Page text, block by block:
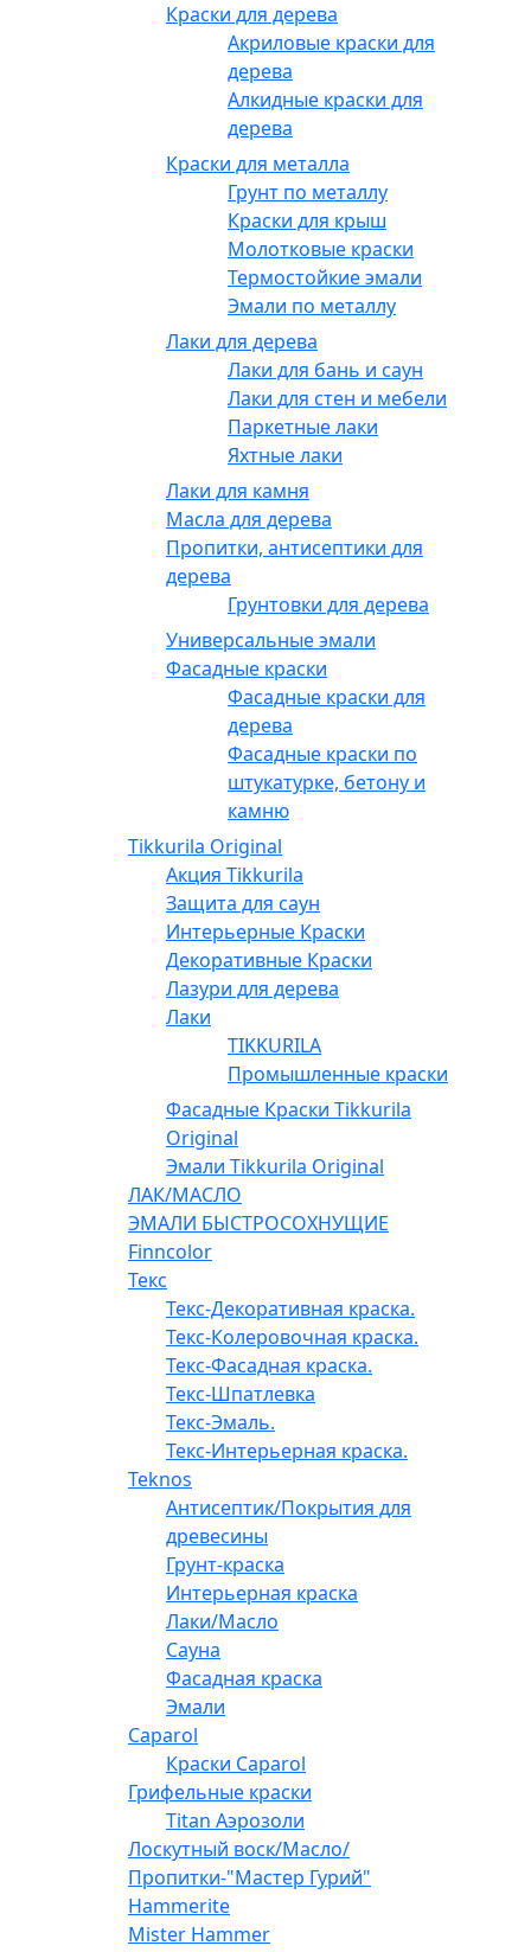
Краски для дерева
Акриловые краски для
дерева
Алкидные краски для
дерева
Краски для металла
Грунт по металлу
Краски для крыш
Молотковые краски
Термостойкие эмали
Эмали по металлу
Лаки для дерева
Лаки для бань и саун
Лаки для стен и мебели
Паркетные лаки
Яхтные лаки
Лаки для камня
Масла для дерева
Пропитки, антисептики для
дерева
Грунтовки для дерева
Универсальные эмали
Фасадные краски
Фасадные краски для
дерева
Фасадные краски по
штукатурке, бетону и
камню
Tikkurila Original
Акция Tikkurila
Защита для саун
Интерьерные Краски
Декоративные Краски
Лазури для дерева
Лаки
TIKKURILA
Промышленные краски
Фасадные Краски Tikkurila
Original
Эмали Tikkurila Original
ЛАК/МАСЛО
ЭМАЛИ БЫСТРОСОХНУЩИЕ
Finncolor
Текс
Текс-Декоративная краска.
Текс-Колеровочная краска.
Текс-Фасадная краска.
Текс-Шпатлевка
Текс-Эмаль.
Текс-Интерьерная краска.
Teknos
Антисептик/Покрытия для
древесины
Грунт-краска
Интерьерная краска
Лаки/Масло
Сауна
Фасадная краска
Эмали
Caparol
Краски Caparol
Грифельные краски
Titan Аэрозоли
Лоскутный воск/Масло/
Пропитки-"Мастер Гурий"
Hammerite
Mister Hammer